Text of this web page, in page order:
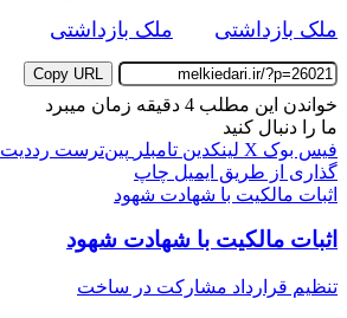
ملک بازداشتی
ملک بازداشتی
Copy URL
خواندن این مطلب 4 دقیقه زمان میبرد
ما را دنبال کنید
فیس بوک X لینکدین ‫تامبلر ‫پین‌ترست ‫رددیت
گذاری از طریق ایمیل چاپ
اثبات مالکیت با شهادت شهود
اثبات مالکیت با شهادت شهود
تنظیم قرارداد مشارکت در ساخت